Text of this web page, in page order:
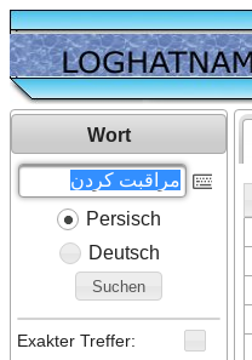
Wort
Persisch
Deutsch
Suchen
Exakter Treffer: